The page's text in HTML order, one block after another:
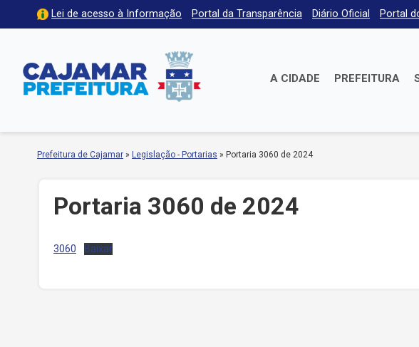
Lei de acesso à Informação Portal da Transparência Diário Oficial Portal
A CIDADE PREFEITURA
Prefeitura de Cajamar » Legislação - Portarias » Portaria 3060 de 2024
Portaria 3060 de 2024
3060 Baixar